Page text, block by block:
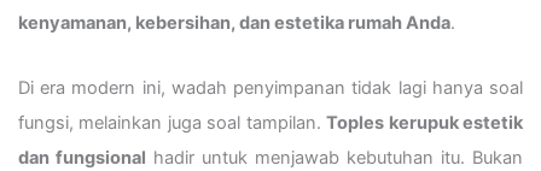
kenyamanan, kebersihan, dan estetika rumah Anda.
Di era modern ini, wadah penyimpanan tidak lagi hanya soal
fungsi, melainkan juga soal tampilan.Toples kerupuk estetik
dan fungsional hadir untuk menjawab kebutuhan itu. Bukan